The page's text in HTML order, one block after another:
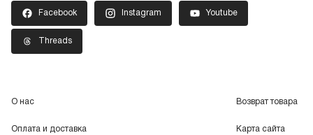
Facebook Instagram Youtube
Threads
О нас
Оплата и доставка
Возврат товара
Карта сайта